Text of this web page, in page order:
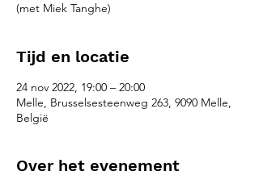
(met Miek Tanghe)
Tijd en locatie
24 nov 2022, 19:00 – 20:00
Melle, Brusselsesteenweg 263, 9090 Melle,
België
Over het evenement